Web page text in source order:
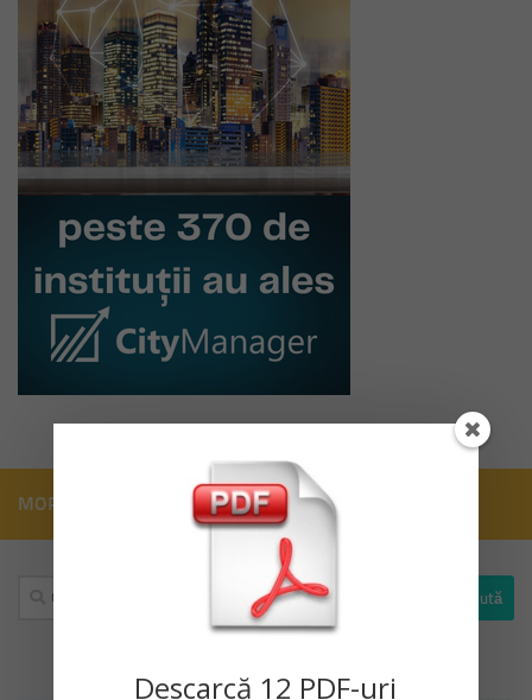
MORE
Caută
Descarcă 12 PDF-uri